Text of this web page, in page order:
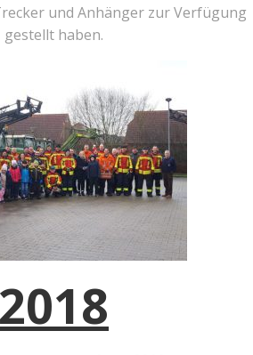
und Anhänger zur Verfügung
gestellt haben.
2018